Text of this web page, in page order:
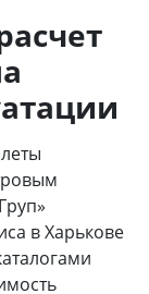
в Харькове